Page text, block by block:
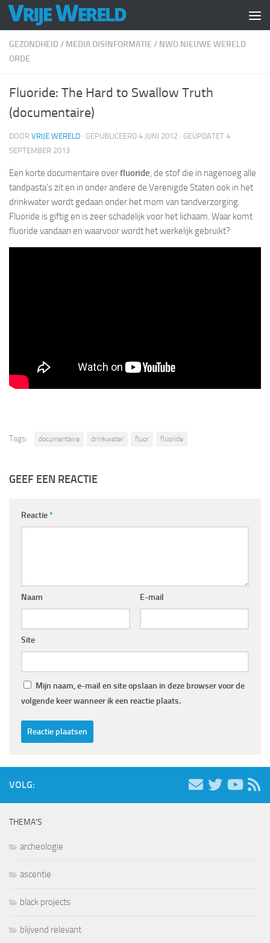
Doorgaan naar inhoud
GEZONDHEID / MEDIA DISINFORMATIE / NWO NIEUWE WERELD
ORDE
Fluoride: The Hard to Swallow Truth
(documentaire)
DOOR VRIJE WERELD · GEPUBLICEERD 4 JUNI 2012 · GEÜPDATET 4
SEPTEMBER 2013
Een korte documentaire overfluoride, de stof die in nagenoeg alle
tandpasta’s zit en in onder andere de Verenigde Staten ook in het
drinkwater wordt gedaan onder het mom van tandverzorging.
Fluoride is giftig en is zeer schadelijk voor het lichaam. Waar komt
fluoride vandaan en waarvoor wordt het werkelijk gebruikt?
Tags: documentaire drinkwater fluor fluoride
GEEF EEN REACTIE
Reactie*
Naam E-mail
Site
Mijn naam, e-mail en site opslaan in deze browser voor de
volgende keer wanneer ik een reactie plaats.
VOLG:
THEMA’S
archeologie
ascentie
black projects
blijvend relevant